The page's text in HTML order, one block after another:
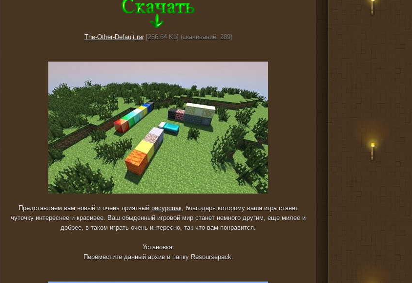
The-Other-Default.rar[266.64 Kb] (cкачиваний: 289)
Представляем вам новый и очень приятный ресурспак, благодаря которому ваша игра станет
чуточку интереснее и красивее. Ваш обыденный игровой мир станет немного другим, еще милее и
добрее, в таком играть очень интересно, так что вам понравится.
Установка:
Переместите данный архив в папку Resoursepack.